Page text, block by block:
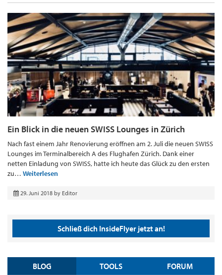
Ein Blick in die neuen SWISS Lounges in Zürich
Nach fast einem Jahr Renovierung eröffnen am 2. Juli die neuen SWISS
Lounges im Terminalbereich A des Flughafen Zürich. Dank einer
netten Einladung von SWISS, hatte ich heute das Glück zu den ersten
zu… Weiterlesen
29. Juni 2018 by Editor
Schließ dich InsideFlyer jetzt an!
BLOG TOOLS FORUM